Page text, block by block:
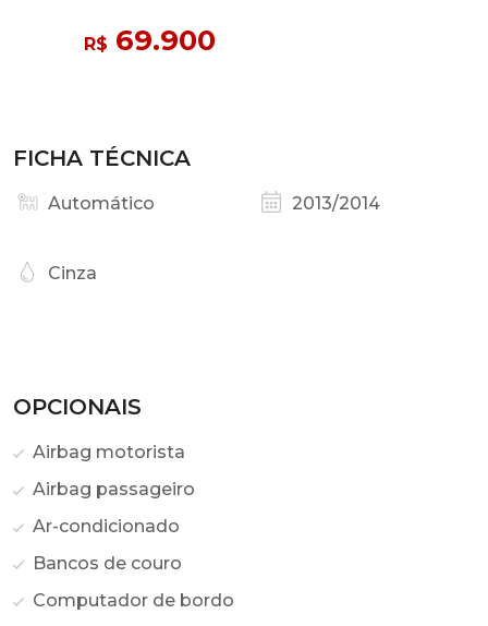
R$ 69.900
FICHA TÉCNICA
Automático 2013/2014
Cinza
OPCIONAIS
Airbag motorista
Airbag passageiro
Ar-condicionado
Bancos de couro
Computador de bordo